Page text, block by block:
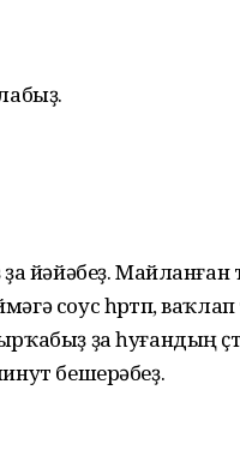
йәйәбеҙ. Майланған
соус һөртөп,
ҙа һуғандың
бешерәбеҙ.